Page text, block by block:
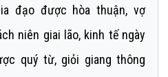
đạo được hòa thuận, vợ
niên giai lão, kinh tế ngày
quý từ, giỏi giang thông